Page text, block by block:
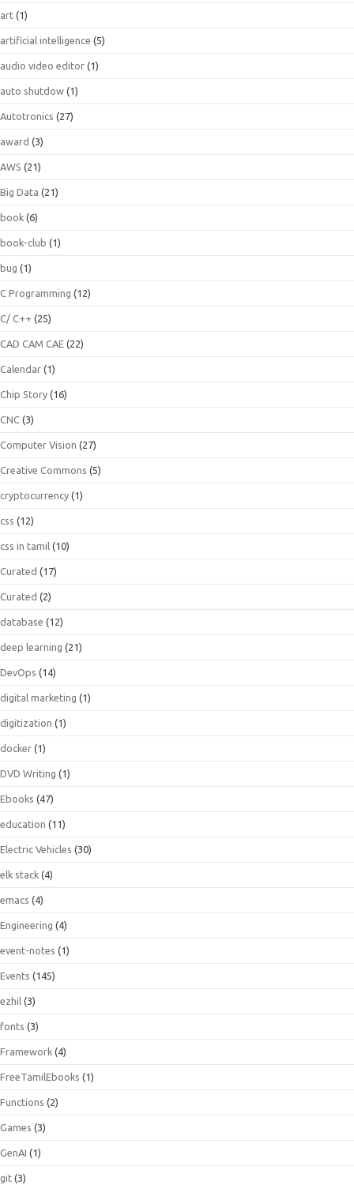
art (1)
artificial intelligence (5)
audio video editor (1)
auto shutdow (1)
Autotronics (27)
award (3)
AWS (21)
Big Data (21)
book (6)
book-club (1)
bug (1)
C Programming (12)
C/ C++ (25)
CAD CAM CAE (22)
Calendar (1)
Chip Story (16)
CNC (3)
Computer Vision (27)
Creative Commons (5)
cryptocurrency (1)
css (12)
css in tamil (10)
Curated (17)
Curated (2)
database (12)
deep learning (21)
DevOps (14)
digital marketing (1)
digitization (1)
docker (1)
DVD Writing (1)
Ebooks (47)
education (11)
Electric Vehicles (30)
elk stack (4)
emacs (4)
Engineering (4)
event-notes (1)
Events (145)
ezhil (3)
fonts (3)
Framework (4)
FreeTamilEbooks (1)
Functions (2)
Games (3)
GenAI (1)
git (3)